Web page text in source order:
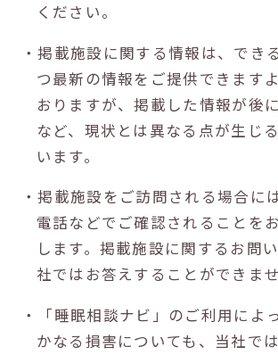
ください。
・掲載施設に関する情報は、でき
つ最新の情報をご提供できます
おりますが、掲載した情報が後
など、現状とは異なる点が生じ
います。
・掲載施設をご訪問される場合に
電話などでご確認されることを
します。掲載施設に関するお問
社ではお答えすることができませ
・「睡眠相談ナビ」のご利用によ
かなる損害についても、当社で